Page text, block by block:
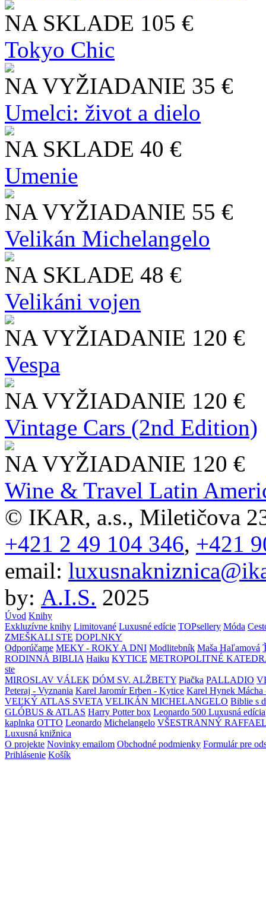
NA SKLADE 105 €
Tokyo Chic
NA VYŽIADANIE 35 €
Umelci: život a dielo
NA SKLADE 40 €
Umenie
NA VYŽIADANIE 55 €
Velikán Michelangelo
NA SKLADE 48 €
Velikáni vojen
NA VYŽIADANIE 120 €
Vespa
NA VYŽIADANIE 120 €
Vintage Cars (2nd Edition)
NA VYŽIADANIE 120 €
Wine & Travel Latin
© IKAR, a.s., Miletičova
+421 2 49 104 346, +421
email:
by: A.I.S. 2025
Úvod Knihy
Exkluzívne knihy Limitované Luxusné edície TOPsellery Móda
ZMEŠKALI STE DOPLNKY
Odporúčame MEKY - ROKY A DNI Modlitebník Maša Haľamová
RODINNÁ BIBLIA Haiku KYTICE METROPOLITNÉ
ste
MIROSLAV VÁLEK DÓM SV. ALŽBETY Piačka PALLADIO
Peteraj - Vyznania Karel Jaromír Erben - Kytice Karel Hynek Mácha
VEĽKÝ ATLAS SVETA VELIKÁN MICHELANGELO Biblie s
GLÓBUS & ATLAS Harry Potter box Leonardo 500 Luxusná edícia
kaplnka OTTO Leonardo Michelangelo VŠESTRANNÝ
Luxusná knižnica
O projekte Novinky emailom Obchodné podmienky Formulár pre
Prihlásenie Košík